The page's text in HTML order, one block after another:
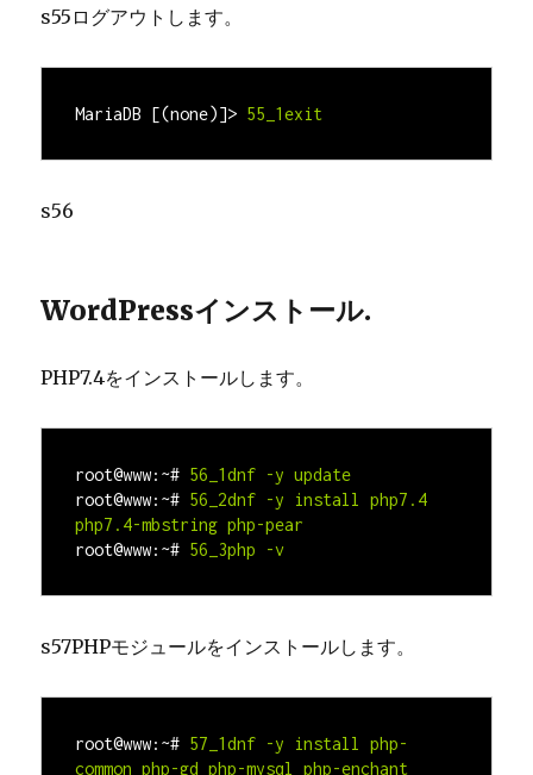
s55ログアウトします。
MariaDB [(none)]> 55_1exit
s56
WordPressインストール.
PHP7.4をインストールします。
root@www:~#
root@www:~# 56_2dnf -y install php7.4
root@www:~#
s57PHPモジュールをインストールします。
root@www:~# 57_1dnf -y install php-
common php-gd php-mysql php-enchant